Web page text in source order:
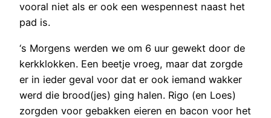
vooral niet als er ook een wespennest naast het
pad is.
‘s Morgens werden we om 6 uur gewekt door de
kerkklokken. Een beetje vroeg, maar dat zorgde
er in ieder geval voor dat er ook iemand wakker
werd die brood(jes) ging halen. Rigo (en Loes)
zorgden voor gebakken eieren en bacon voor het